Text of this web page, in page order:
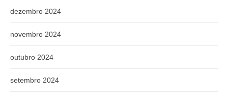
dezembro 2024
novembro 2024
outubro 2024
setembro 2024